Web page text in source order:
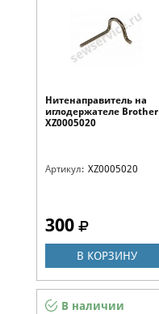
Нитенаправитель на
иглодержателе Brother
XZ0005020
Артикул: XZ0005020
300
В КОРЗИНУ
В наличии